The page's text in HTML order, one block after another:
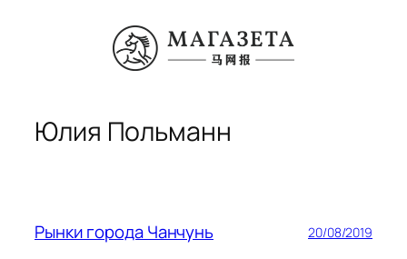
содержимому
Юлия Польманн
Рынки города Чанчунь 20/08/2019